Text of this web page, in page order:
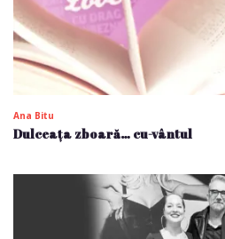
Ana Bitu
Dulceața zboară… cu-vântul